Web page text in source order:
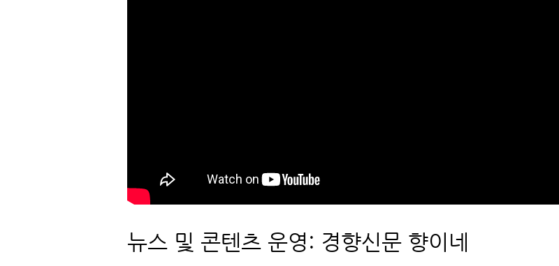
뉴스 및 콘텐츠 운영: 경향신문 향이네